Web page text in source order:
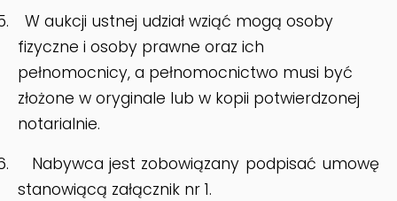
W aukcji ustnej udział wziąć mogą osoby
fizyczne i osoby prawne oraz ich
pełnomocnicy, a pełnomocnictwo musi być
złożone w oryginale lub w kopii potwierdzonej
notarialnie.
Nabywca jest zobowiązany podpisać umowę
stanowiącą załącznik nr 1.